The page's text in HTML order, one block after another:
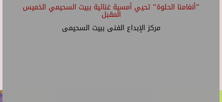
"أنغامنا الحلوة" تحيي أمسية غنائية ببيت السحيمي الخميس
المقبل
مركز الإبداع الفنى ببيت السحيمى